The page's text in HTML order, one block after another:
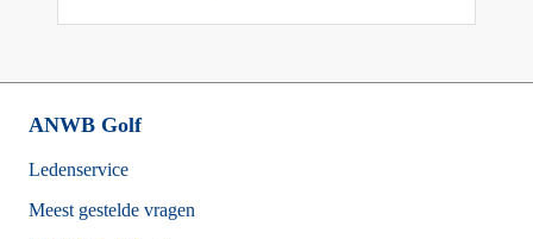
Footer
ANWB Golf
Ledenservice
Meest gestelde vragen